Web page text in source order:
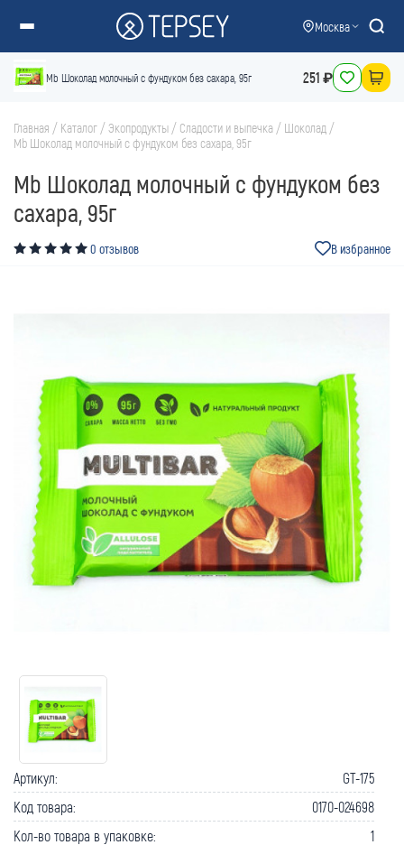
Москва
Mb Шоколад молочный с фундуком без сахара, 95г 251 ₽
Главная / Каталог /Экопродукты / Сладости и выпечка / Шоколад /
Mb Шоколад молочный с фундуком без сахара, 95г
Mb Шоколад молочный с фундуком без
сахара, 95г
0 отзывов В избранное
Артикул:
GT-175
Код товара:
0170-024698
Кол-во товара в упаковке:
1